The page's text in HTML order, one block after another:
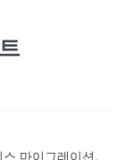
마이그레이션,